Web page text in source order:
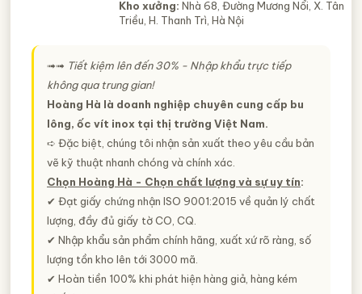
Kho xưởng: Nhà 68, Đường Mương Nổi, X. Tân
Triều, H. Thanh Trì, Hà Nội
➟➟ Tiết kiệm lên đến 30% - Nhập khẩu trực tiếp
không qua trung gian!
Hoàng Hà là doanh nghiệp chuyên cung cấp bu
lông, ốc vít inox tại thị trường Việt Nam.
➪ Đặc biệt, chúng tôi nhận sản xuất theo yêu cầu bản
vẽ kỹ thuật nhanh chóng và chính xác.
Chọn Hoàng Hà - Chọn chất lượng và sự uy tín:
✔ Đạt giấy chứng nhận ISO 9001:2015 về quản lý chất
lượng, đầy đủ giấy tờ CO, CQ.
✔ Nhập khẩu sản phẩm chính hãng, xuất xứ rõ ràng, số
lượng tồn kho lên tới 3000 mã.
✔ Hoàn tiền 100% khi phát hiện hàng giả, hàng kém